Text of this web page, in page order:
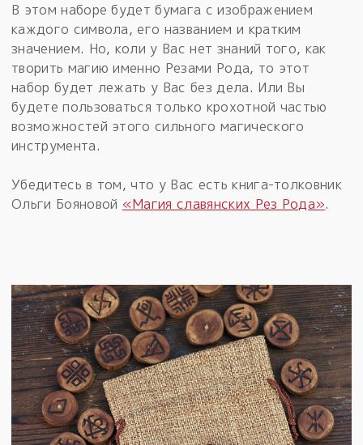
В этом наборе будет бумага с изображением
каждого символа, его названием и кратким
значением. Но, коли у Вас нет знаний того, как
творить магию именно Резами Рода, то этот
набор будет лежать у Вас без дела. Или Вы
будете пользоваться только крохотной частью
возможностей этого сильного магического
инструмента.
Убедитесь в том, что у Вас есть книга-толковник
Ольги Бояновой «Магия славянских Рез Рода».